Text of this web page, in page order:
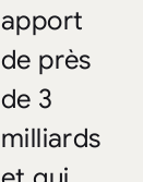
apport
de près
de 3
milliards